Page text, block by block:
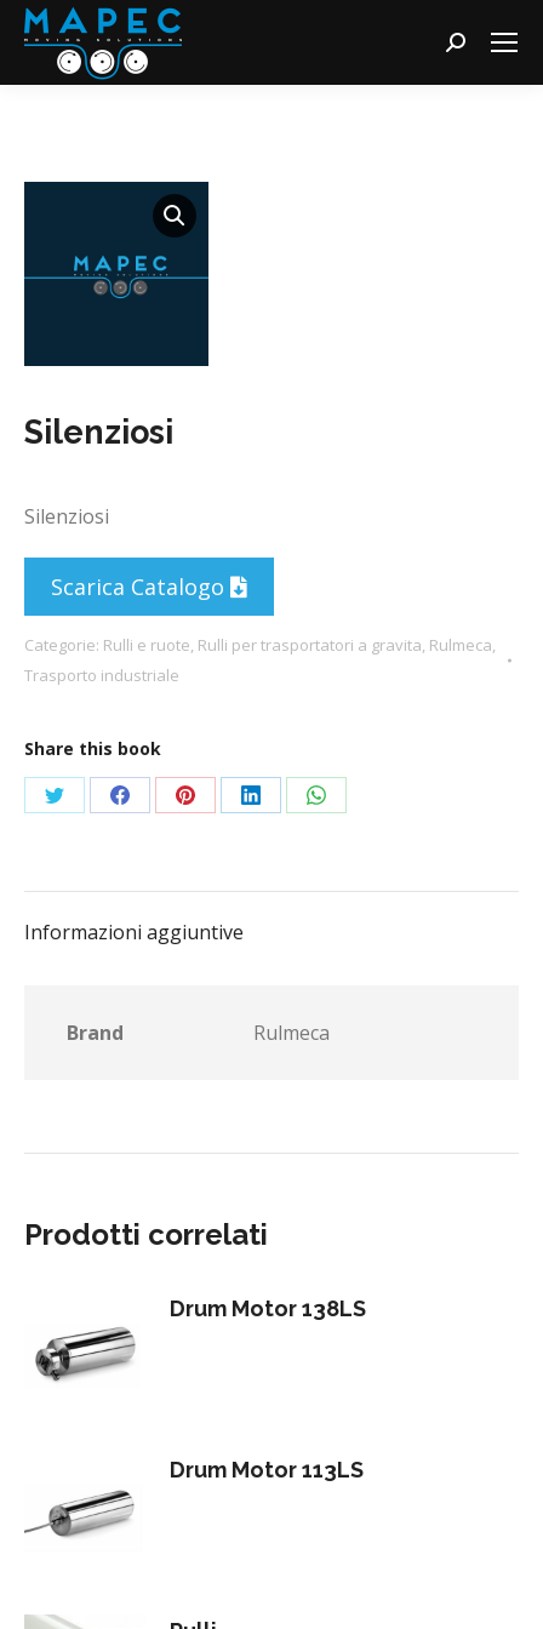
Cerca:
Silenziosi
Silenziosi
Scarica Catalogo
Categorie: Rulli e ruote, Rulli per trasportatori a gravita, Rulmeca,
Trasporto industriale
Share this book
Condividi
Twitter
Condividi
Facebook
Condividi
Pinterest
Condividi
LinkedIn
Condividi
WhatsApp
Informazioni aggiuntive
Brand Rulmeca
Prodotti correlati
Drum Motor 138LS
Drum Motor 113LS